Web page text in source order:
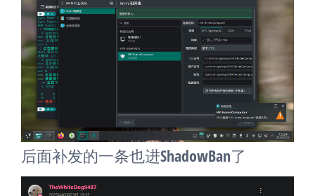
后面补发的一条也进ShadowBan了